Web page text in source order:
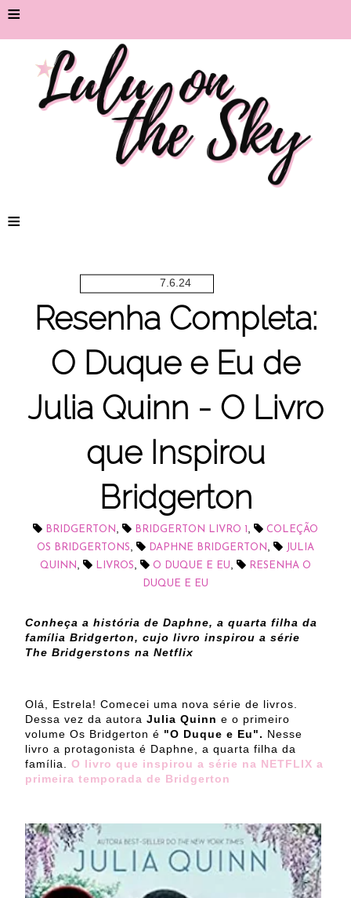
≡
≡
7.6.24
Resenha Completa:
O Duque e Eu de
Julia Quinn - O Livro
que Inspirou
Bridgerton
BRIDGERTON, BRIDGERTON LIVRO 1 ,
COLEÇÃO
OS BRIDGERTONS, DAPHNE BRIDGERTON,
JULIA
QUINN, LIVROS, O DUQUE E EU,
RESENHA O
DUQUE E EU
Conheça a história de Daphne, a quarta filha da
família Bridgerton, cujo livro inspirou a série
The Bridgerstons na Netflix
Olá, Estrela! Comecei uma nova série de livros.
Dessa vez da autora Julia Quinn e o primeiro
volume Os Bridgerton é "O Duque e Eu". Nesse
livro a protagonista é Daphne, a quarta filha da
família. O livro que inspirou a série na NETFLIX a
primeira temporada de Bridgerton